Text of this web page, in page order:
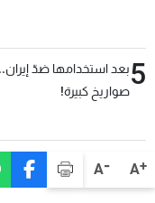
A+
A-
5بعد استخدامها ضدّ
صواريخ كبيرة!